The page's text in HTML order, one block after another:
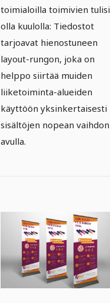
toimialoilla toimivien tulisi
olla kuulolla: Tiedostot
tarjoavat hienostuneen
layout-rungon, joka on
helppo siirtää muiden
liiketoiminta-alueiden
käyttöön yksinkertaisesti
sisältöjen nopean vaihdon
avulla.